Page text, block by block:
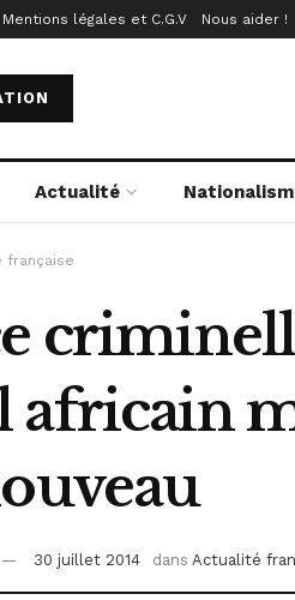
Mentions légales et C.G.V Nous aider !
Actualité
française
30 juillet 2014 dans Actualité